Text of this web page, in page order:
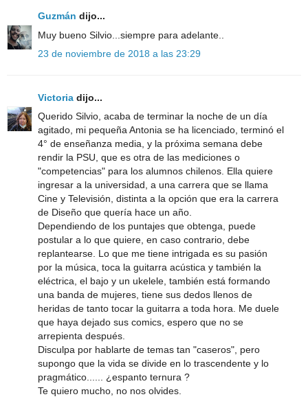
Guzmán dijo...
Muy bueno Silvio...siempre para adelante..
23 de noviembre de 2018 a las 23:29
Victoria dijo...
Querido Silvio, acaba de terminar la noche de un día
agitado, mi pequeña Antonia se ha licenciado, terminó el
4° de enseñanza media, y la próxima semana debe
rendir la PSU, que es otra de las mediciones o
"competencias" para los alumnos chilenos. Ella quiere
ingresar a la universidad, a una carrera que se llama
Cine y Televisión, distinta a la opción que era la carrera
de Diseño que quería hace un año.
Dependiendo de los puntajes que obtenga, puede
postular a lo que quiere, en caso contrario, debe
replantearse. Lo que me tiene intrigada es su pasión
por la música, toca la guitarra acústica y también la
eléctrica, el bajo y un ukelele, también está formando
una banda de mujeres, tiene sus dedos llenos de
heridas de tanto tocar la guitarra a toda hora. Me duele
que haya dejado sus comics, espero que no se
arrepienta después.
Disculpa por hablarte de temas tan "caseros", pero
supongo que la vida se divide en lo trascendente y lo
pragmático...... ¿espanto ternura ?
Te quiero mucho, no nos olvides.